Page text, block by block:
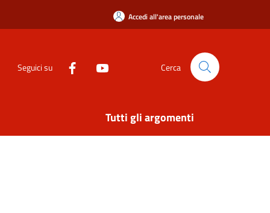
Accedi all'area personale
Seguici su Cerca
Tutti gli argomenti